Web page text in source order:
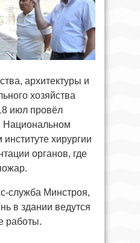
архитектуры и
хозяйства
июл провёл
Национальном
хирургии
органов, где
служба Минстроя,
в здании ведутся
работы.